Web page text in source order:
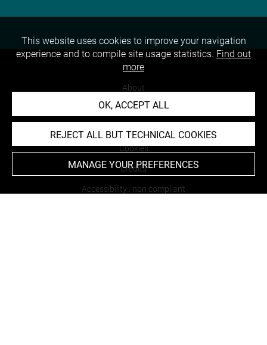
About
Contact Us
Cookies
Credits
Accessibility : non compliant
This website uses cookies to improve your navigation
experience and to compile site usage statistics. Find out
more
OK, ACCEPT ALL
REJECT ALL BUT TECHNICAL COOKIES
MANAGE YOUR PREFERENCES